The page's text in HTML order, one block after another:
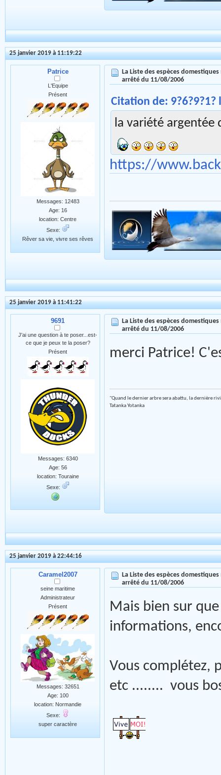
25 janvier 2019 à 11:19:22
Patrice
L'Equipe
Présent
Messages: 12483
Age: 16
location: Centre
Sexe:
Rêver sa vie, vivre ses rêves
La Liste des espèces
arrêté du 11/08/2006
Citation de: 9?6?9?1?
la variété argentée
https://
25 janvier 2019 à 11:41:22
9691
J'ai une question à te poser...est-
ce que je peux te la poser?
Présent
Messages: 6340
Age: 56
location: Touraine
Sexe:
La Liste des espèces
arrêté du 11/08/2006
merci Patrice!
"Quand le dernier arbre sera abattu, la dernière
Tatanka Yotanka
25 janvier 2019 à 22:44:16
Caramel2007
seine maritime
Administrateur
Présent
Messages: 32651
Age: 100
location: Normandie
Sexe:
super caractère
La Liste des espèces
arrêté du 11/08/2006
Mais bien sur
informations,
Vous complétez,
etc ........ vous